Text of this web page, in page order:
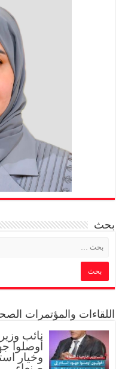
بحث
اللقاءات والمؤتمرات
‏نائب
أوصلوا
وخيار